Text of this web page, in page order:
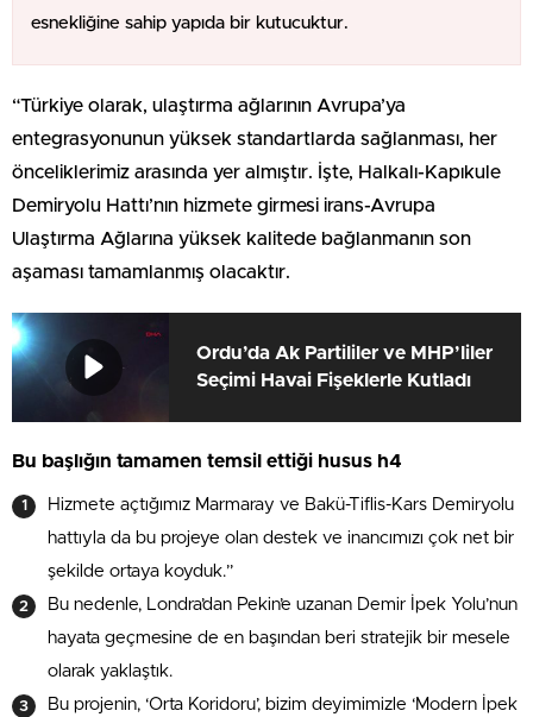
esnekliğine sahip yapıda bir kutucuktur.
“Türkiye olarak, ulaştırma ağlarının Avrupa’ya
entegrasyonunun yüksek standartlarda sağlanması, her
önceliklerimiz arasında yer almıştır. İşte, Halkalı-Kapıkule
Demiryolu Hattı’nın hizmete girmesi irans-Avrupa
Ulaştırma Ağlarına yüksek kalitede bağlanmanın son
aşaması tamamlanmış olacaktır.
Ordu’da Ak Partililer ve MHP’liler
Seçimi Havai Fişeklerle Kutladı
Bu başlığın tamamen temsil ettiği husus h4
Hizmete açtığımız Marmaray ve Bakü-Tiflis-Kars Demiryolu
hattıyla da bu projeye olan destek ve inancımızı çok net bir
şekilde ortaya koyduk.”
Bu nedenle, Londra’dan Pekin’e uzanan Demir İpek Yolu’nun
hayata geçmesine de en başından beri stratejik bir mesele
olarak yaklaştık.
Bu projenin, ‘Orta Koridoru’, bizim deyimimizle ‘Modern İpek